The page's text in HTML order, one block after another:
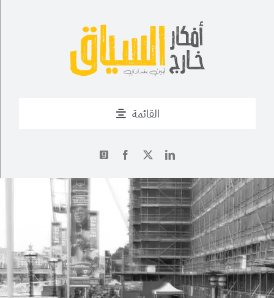
القائمة
من أنا؟
✍ أحدث التدوينات
أعمال
فــن